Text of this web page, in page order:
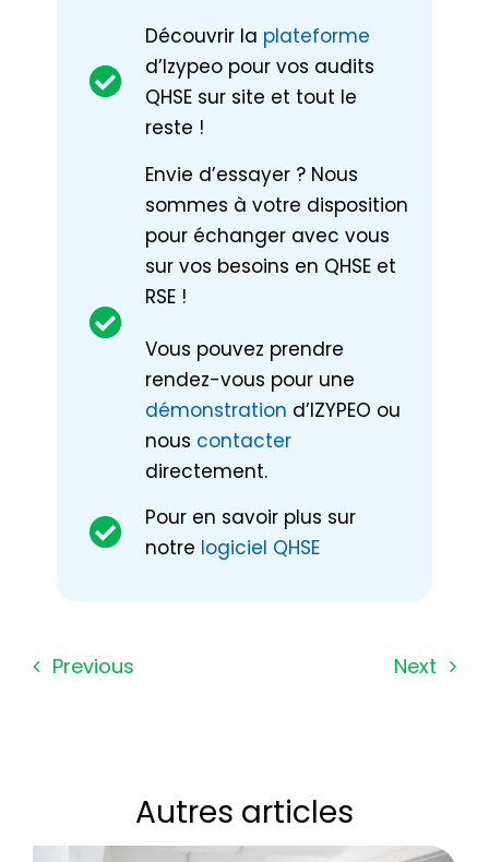
Découvrir la plateforme
d’Izypeo pour vos audits
QHSE sur site et tout le
reste !
Envie d’essayer ? Nous
sommes à votre disposition
pour échanger avec vous
sur vos besoins en QHSE et
RSE !
Vous pouvez prendre
rendez-vous pour une
démonstration d’IZYPEO ou
nous contacter
directement.
Pour en savoir plus sur
notre logiciel QHSE
Previous Next
Autres articles